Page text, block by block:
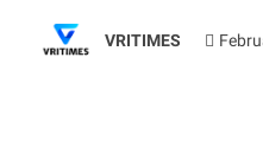
VRITIMES